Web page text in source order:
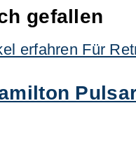
gefallen